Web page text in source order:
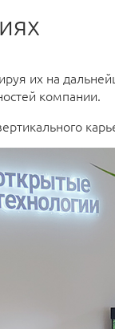
их на
компании.